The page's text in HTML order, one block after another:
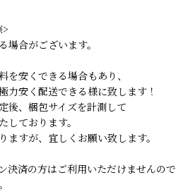
場合がございます。
安くできる場合もあり、
力安く配送できる様に致します！
後、梱包サイズを計測して
しております。
ますが、宜しくお願い致します。
決済の方はご利用いただけませんので